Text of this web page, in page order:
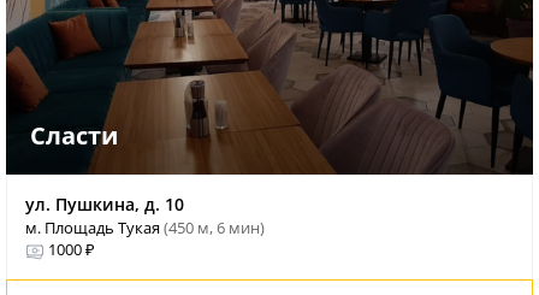
Сласти
ул. Пушкина, д. 10
м. Площадь Тукая(450 м, 6 мин)
1000 ₽